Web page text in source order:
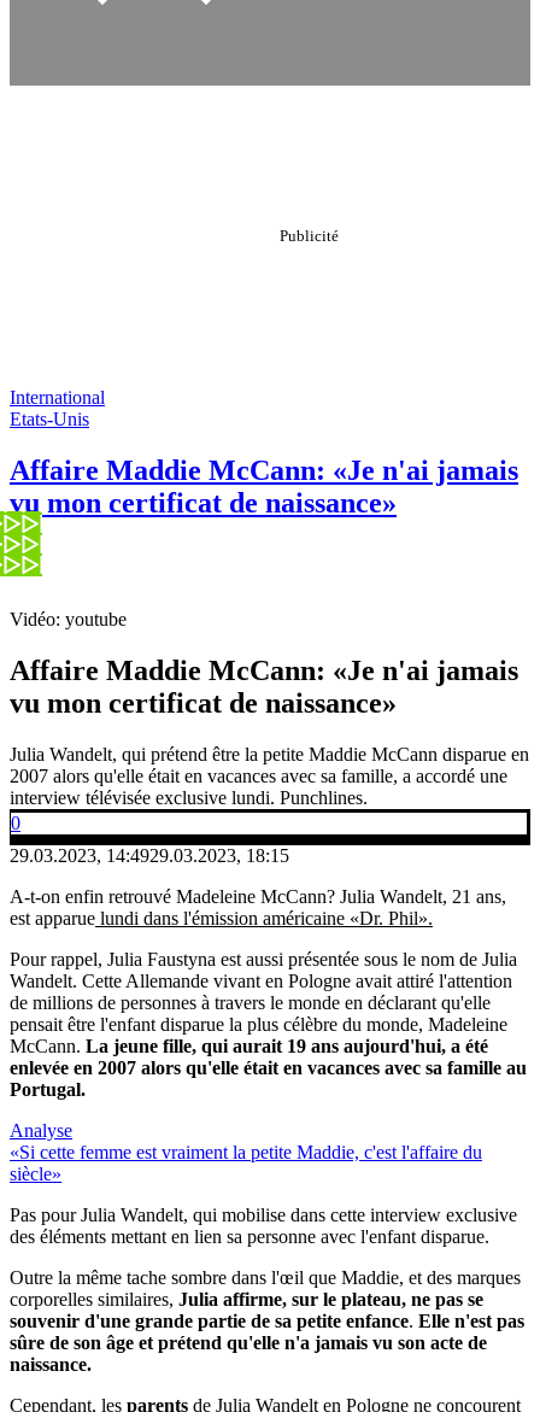
International
Etats-Unis
Affaire Maddie McCann: «Je n'ai jamais
vu mon certificat de naissance»
Vidéo: youtube
Affaire Maddie McCann: «Je n'ai jamais
vu mon certificat de naissance»
Julia Wandelt, qui prétend être la petite Maddie McCann disparue en
2007 alors qu'elle était en vacances avec sa famille, a accordé une
interview télévisée exclusive lundi. Punchlines.
0
29.03.2023, 14:4929.03.2023, 18:15
A-t-on enfin retrouvé Madeleine McCann? Julia Wandelt, 21 ans,
est apparue lundi dans l'émission américaine «Dr. Phil».
Pour rappel, Julia Faustyna est aussi présentée sous le nom de Julia
Wandelt. Cette Allemande vivant en Pologne avait attiré l'attention
de millions de personnes à travers le monde en déclarant qu'elle
pensait être l'enfant disparue la plus célèbre du monde, Madeleine
McCann. La jeune fille, qui aurait 19 ans aujourd'hui, a été
enlevée en 2007 alors qu'elle était en vacances avec sa famille au
Portugal.
Analyse
«Si cette femme est vraiment la petite Maddie, c'est l'affaire du
siècle»
Pas pour Julia Wandelt, qui mobilise dans cette interview exclusive
des éléments mettant en lien sa personne avec l'enfant disparue.
Outre la même tache sombre dans l'œil que Maddie, et des marques
corporelles similaires, Julia affirme, sur le plateau, ne pas se
souvenir d'une grande partie de sa petite enfance. Elle n'est pas
sûre de son âge et prétend qu'elle n'a jamais vu son acte de
naissance.
Cependant, les parents de Julia Wandelt en Pologne ne concourent